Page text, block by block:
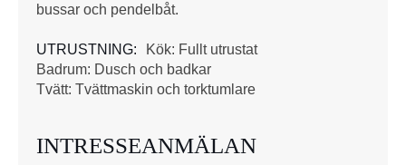
bussar och pendelbåt.
UTRUSTNING:
Kök: Fullt utrustat
Badrum: Dusch och badkar
Tvätt: Tvättmaskin och torktumlare
INTRESSEANMÄLAN